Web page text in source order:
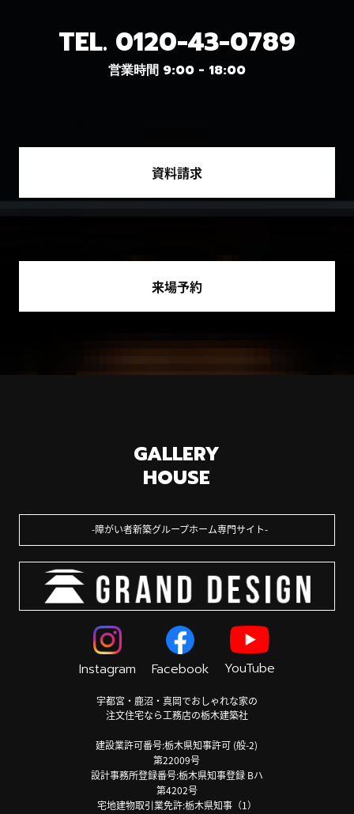
TEL. 0120-43-0789
営業時間 9:00 - 18:00
資料請求
来場予約
GALLERY
HOUSE
障がい者新築グループホーム専門サイト
Instagram Facebook YouTube
宇都宮・鹿沼・真岡でおしゃれな家の
注文住宅なら工務店の栃木建築社
建設業許可番号:栃木県知事許可 (般-2)
第22009号
設計事務所登録番号:栃木県知事登録 Bハ
第4202号
宅地建物取引業免許:栃木県知事（1）